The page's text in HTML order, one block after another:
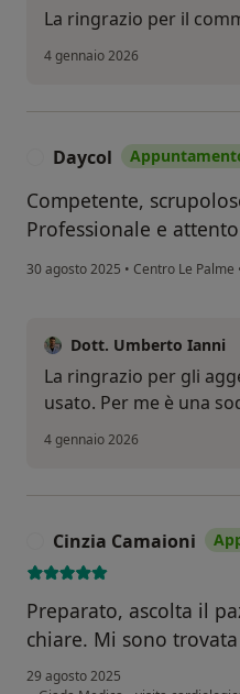
La ringrazio per il
4 gennaio 2026
Daycol
Competente,
Professionale e
30 agosto 2025 • Centro Le Palme
Dott. Umberto Ianni
La ringrazio per gli
usato. Per me è una
4 gennaio 2026
Cinzia Camaioni
Preparato, ascolta il
chiare. Mi sono
29 agosto 2025